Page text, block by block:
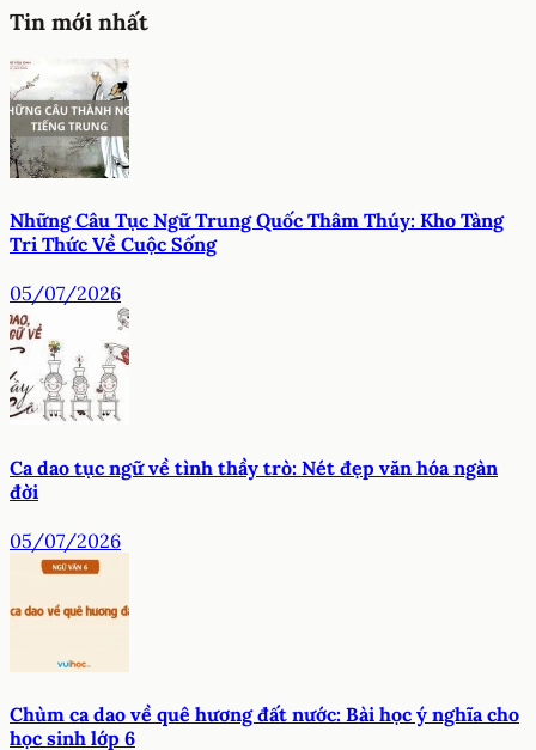
Tin mới nhất
Những Câu Tục Ngữ Trung Quốc Thâm Thúy: Kho Tàng
Tri Thức Về Cuộc Sống
05/07/2026
Ca dao tục ngữ về tình thầy trò: Nét đẹp văn hóa ngàn
đời
05/07/2026
Chùm ca dao về quê hương đất nước: Bài học ý nghĩa cho
học sinh lớp 6